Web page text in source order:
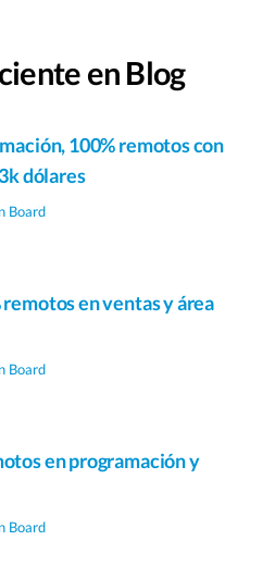
en Blog
100% remotos con
dólares
Board
en ventas y área
Board
en programación y
Board